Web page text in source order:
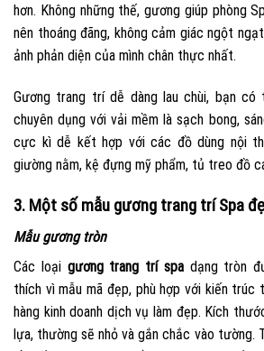
hơn. Không những thế, gương giúp phòng
nên thoáng đãng, không cảm giác ngột
ảnh phản diện của mình chân thực nhất.
Gương trang trí dễ dàng lau chùi, bạn
chuyên dụng với vải mềm là sạch bong,
cực kì dễ kết hợp với các đồ dùng nội
giường nằm, kệ đựng mỹ phẩm, tủ treo đồ
3. Một số mẫu gương trang trí Spa
Mẫu gương tròn
Các loạigương trang trí spadạng tròn
thích vì mẫu mã đẹp, phù hợp với kiến
hàng kinh doanh dịch vụ làm đẹp. Kích
lựa, thường sẽ nhỏ và gắn chắc vào tường.